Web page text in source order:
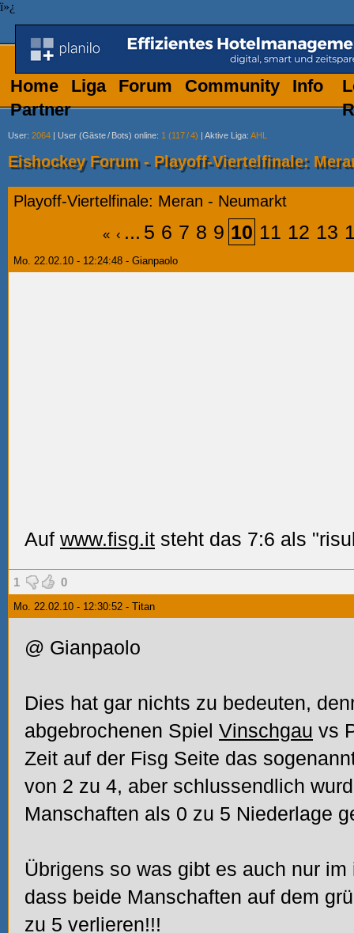
ï»¿
Home Liga Forum Community
Info
Partner
User: 2064 | User (Gäste/ Bots) online: 1 (117/4) | Aktive Liga: AHL
Eishockey Forum - Playoff-Viertelfinale:
Playoff-Viertelfinale: Meran - Neumarkt
« ‹ ... 5 6 7 8 9 10 11 12 13
Mo. 22.02.10 - 12:24:48 - Gianpaolo
Auf www.fisg.it steht das 7:6 als
1 0
Mo. 22.02.10 - 12:30:52 - Titan
@ Gianpaolo
Dies hat gar nichts zu bedeuten,
abgebrochenen Spiel Vinschgau vs
Zeit auf der Fisg Seite das
von 2 zu 4, aber schlussendlich
Manschaften als 0 zu 5 Niederlage
Übrigens so was gibt es auch nur
dass beide Manschaften auf dem
zu 5 verlieren!!!